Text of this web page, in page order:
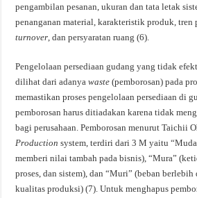
pengambilan pesanan, ukuran dan tata letak
penanganan material, karakteristik produk, tren
turnover , dan persyaratan ruang (6).
Pengelolaan persediaan gudang yang tidak
dilihat dari adanyawaste (pemborosan) pada
memastikan proses pengelolaan persediaan di
pemborosan harus ditiadakan karena tidak
bagi perusahaan. Pemborosan menurut Taichii
Productionsystem, terdiri dari 3 M yaitu
memberi nilai tambah pada bisnis), “Mura”
proses, dan sistem), dan “Muri” (beban berlebih
kualitas produksi) (7). Untuk menghapus